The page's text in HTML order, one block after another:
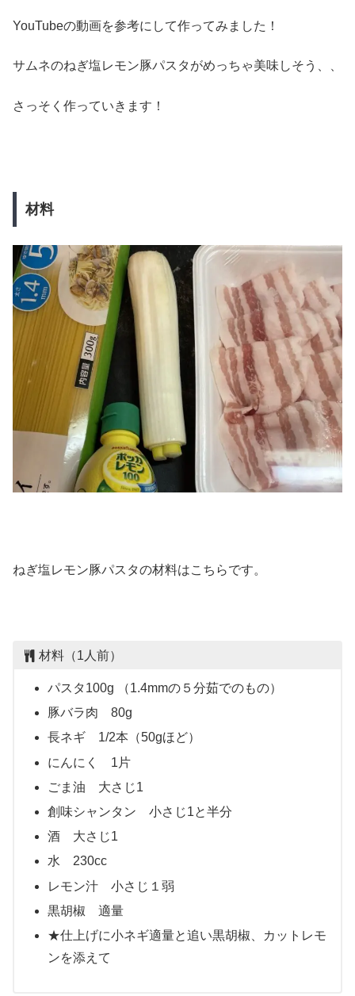
YouTubeの動画を参考にして作ってみました！
サムネのねぎ塩レモン豚パスタがめっちゃ美味しそう、、
さっそく作っていきます！
材料
ねぎ塩レモン豚パスタの材料はこちらです。
材料（1人前）
パスタ100g （1.4mmの５分茹でのもの）
豚バラ肉 80g
長ネギ 1/2本（50gほど）
にんにく 1片
ごま油 大さじ1
創味シャンタン 小さじ1と半分
酒 大さじ1
水 230cc
レモン汁 小さじ１弱
黒胡椒 適量
★仕上げに小ネギ適量と追い黒胡椒、カットレモ
ンを添えて